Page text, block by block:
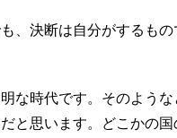
、決断は自分がするもの
な時代です。そのよう
と思います。どこかの国